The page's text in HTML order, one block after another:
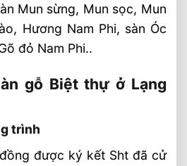
Mun sừng, Mun sọc, Mun
Hương Nam Phi, sàn Óc
đỏ Nam Phi..
gỗ Biệt thự ở Lạng
trình
được ký kết Sht đã cử